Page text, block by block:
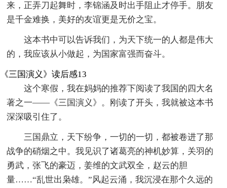
来，正弄刀起舞时，李锦涵及时出手阻止才停手。朋友
是千金难换，美好的友谊更是无价之宝。
这本书中可以告诉我们，为天下统一的人都是伟大
的，我应该从小做起，为国家富强而奋斗。
《三国演义》读后感13
这个寒假，我在妈妈的推荐下阅读了我国的四大名
著之一——《三国演义》。刚读了开头，我就被这本书
深深吸引住了。
三国鼎立，天下纷争，一切的一切，都被卷进了那
战争的硝烟之中。我见识了诸葛亮的神机妙算，关羽的
勇武，张飞的豪迈，姜维的文武双全，赵云的胆
量……“乱世出枭雄。”风起云涌，我沉浸在那个久远的